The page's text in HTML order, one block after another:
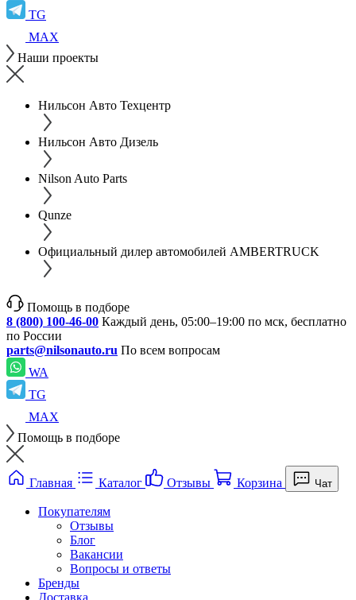
TG
MAX
Наши проекты
Нильсон Авто Техцентр
Нильсон Авто Дизель
Nilson Auto Parts
Qunze
Официальный дилер автомобилей AMBERTRUCK
Помощь в подборе
8 (800) 100-46-00 Каждый день, 05:00–19:00 по мск, бесплатно
по России
parts@nilsonauto.ru По всем вопросам
WA
TG
MAX
Помощь в подборе
Главная Каталог Отзывы Корзина Чат
Покупателям
Отзывы
Блог
Вакансии
Вопросы и ответы
Бренды
Доставка